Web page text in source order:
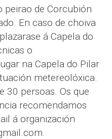
peirao de Corcubión
En caso de choiva
á Capela do
o
na Capela do Pilar
metereolóxica.
30 persoas. Os que
recomendamos
á organización